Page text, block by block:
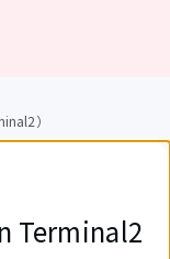
）
Terminal2